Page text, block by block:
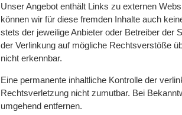
Unser Angebot enthält Links zu externen
können wir für diese fremden Inhalte auch
stets der jeweilige Anbieter oder Betreiber der
der Verlinkung auf mögliche Rechtsverstöße
nicht erkennbar.
Eine permanente inhaltliche Kontrolle der
Rechtsverletzung nicht zumutbar. Bei
umgehend entfernen.